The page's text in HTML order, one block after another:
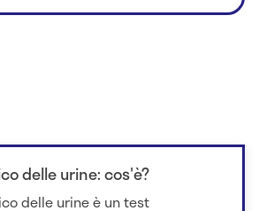
delle urine: cos'è?
delle urine è un test